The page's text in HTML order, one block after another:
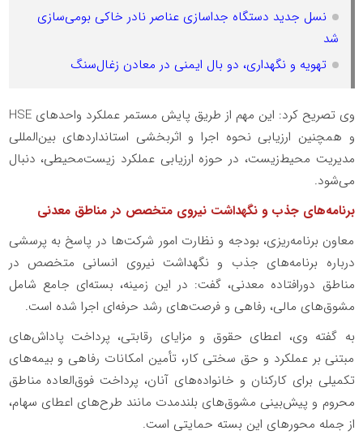
نسل جدید دستگاه جداسازی عناصر نادر خاکی بومی‌سازی
شد
تهویه و نگهداری‌، دو بال ایمنی در معادن زغال‌سنگ
وی تصریح کرد: این مهم از طریق پایش مستمر عملکرد واحدهای HSE
و همچنین ارزیابی نحوه اجرا و اثربخشی استانداردهای بین‌المللی
مدیریت محیط‌زیست، در حوزه ارزیابی عملکرد زیست‌محیطی، دنبال
می‌شود.
برنامه‌های جذب و نگهداشت نیروی متخصص در مناطق معدنی
معاون برنامه‌ریزی، بودجه و نظارت امور شرکت‌ها در پاسخ به پرسشی
درباره برنامه‌های جذب و نگهداشت نیروی انسانی متخصص در
مناطق دورافتاده معدنی، گفت: در این زمینه، بسته‌ای جامع شامل
مشوق‌های مالی، رفاهی و فرصت‌های رشد حرفه‌ای اجرا شده است.
به گفته وی، اعطای حقوق و مزایای رقابتی، پرداخت پاداش‌های
مبتنی بر عملکرد و حق سختی کار، تأمین امکانات رفاهی و بیمه‌های
تکمیلی برای کارکنان و خانواده‌های آنان، پرداخت فوق‌العاده مناطق
محروم و پیش‌بینی مشوق‌های بلندمدت مانند طرح‌های اعطای سهام،
از جمله محورهای این بسته حمایتی است.